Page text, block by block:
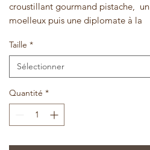
croustillant gourmand pistache, un
moelleux puis une diplomate à la
Taille *
Sélectionner
Quantité *